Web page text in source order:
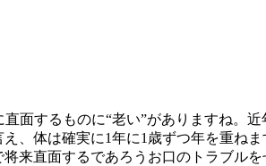
面するものに“老い”がありますね。
、体は確実に1年に1歳ずつ年を重ね
来直面するであろうお口のトラブル